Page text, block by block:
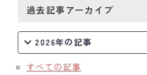
クラブの歴史
歴代会長・幹事
記念誌
過去記事アーカイブ
2026年の記事
すべての記事